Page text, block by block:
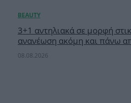
3+1 αντηλιακά σε μορφή
ανανέωση ακόμη και πάνω
08.08.2026